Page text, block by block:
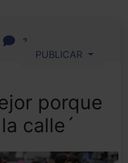
2
PUBLICAR
porque
calle´